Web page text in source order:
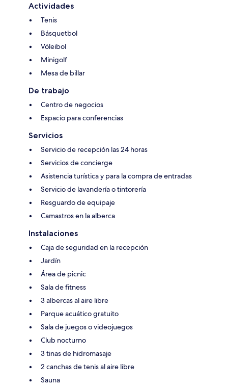
Actividades
Tenis
Básquetbol
Vóleibol
Minigolf
Mesa de billar
De trabajo
Centro de negocios
Espacio para conferencias
Servicios
Servicio de recepción las 24 horas
Servicios de concierge
Asistencia turística y para la compra de entradas
Servicio de lavandería o tintorería
Resguardo de equipaje
Camastros en la alberca
Instalaciones
Caja de seguridad en la recepción
Jardín
Área de picnic
Sala de fitness
3 albercas al aire libre
Parque acuático gratuito
Sala de juegos o videojuegos
Club nocturno
3 tinas de hidromasaje
2 canchas de tenis al aire libre
Sauna